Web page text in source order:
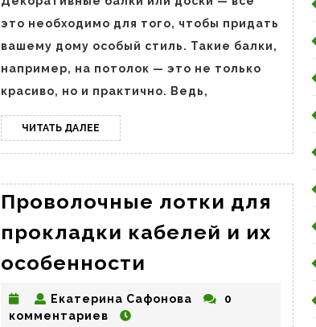
дизайна
помещения.
Типы
и
особенности
изделий
это необходимо для того, чтобы придать
вашему дому особый стиль. Такие балки,
например, на потолок — это не только
красиво, но и практично. Ведь,
ЧИТАТЬ ДАЛЕЕ ЧИТАТЬ
ДАЛЕЕ
Проволочные лотки для
прокладки кабелей и их
особенности Проволочные
для
Екатерина Сафонова Екатерина
0
комментариев